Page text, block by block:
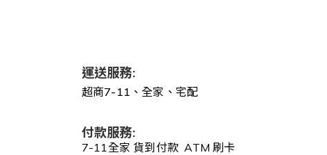
運送服務:
超商7-11、全家、宅配
付款服務:
7-11全家 貨到付款 ATM 刷卡